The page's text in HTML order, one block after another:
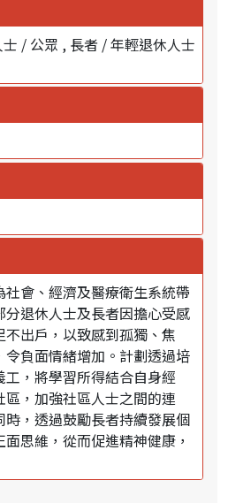
/ 公眾
長者 / 年輕退休人士
會、經濟及醫療衛生系統帶
退休人士及長者因擔心受感
出戶，以致感到孤獨、焦
負面情緒增加。計劃透過培
，將學習所得結合自身經
，加強社區人士之間的連
，透過鼓勵長者持續發展個
思維，從而促進精神健康，